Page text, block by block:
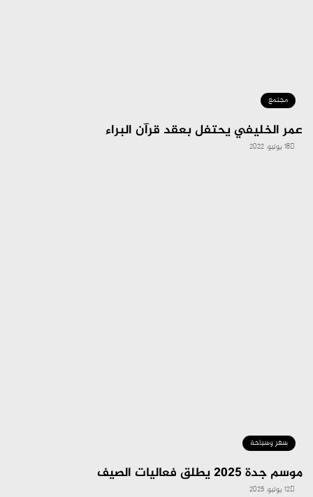
مجتمع
عمر الخليفي يحتفل بعقد قرآن البراء
18 يوليو، 2022
سفر وسياحة
موسم جدة 2025 يطلق فعاليات الصيف
12 يوليو، 2025